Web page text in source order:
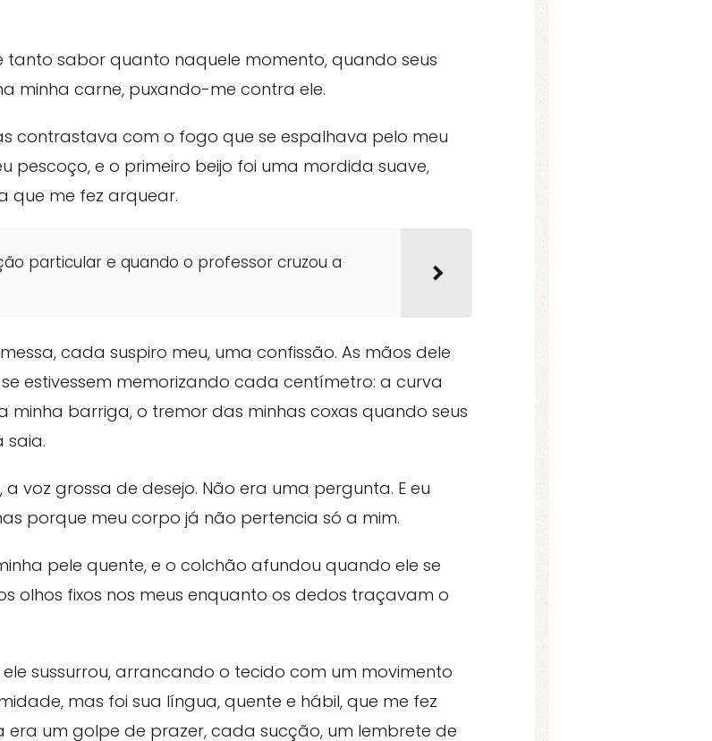
tanto sabor quanto naquele momento, quando seus
minha carne, puxando-me contra ele.
contrastava com o fogo que se espalhava pelo meu
pescoço, e o primeiro beijo foi uma mordida suave,
que me fez arquear.
particular e quando o professor cruzou a
cada suspiro meu, uma confissão. As mãos dele
estivessem memorizando cada centímetro: a curva
minha barriga, o tremor das minhas coxas quando seus
saia.
voz grossa de desejo. Não era uma pergunta. E eu
porque meu corpo já não pertencia só a mim.
pele quente, e o colchão afundou quando ele se
olhos fixos nos meus enquanto os dedos traçavam o
sussurrou, arrancando o tecido com um movimento
mas foi sua língua, quente e hábil, que me fez
um golpe de prazer, cada sucção, um lembrete de